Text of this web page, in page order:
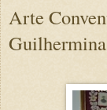
Arte